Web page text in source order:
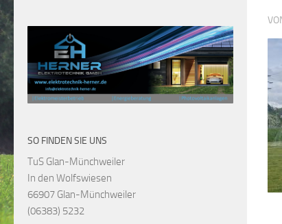
SO FINDEN SIE UNS
TuS Glan-Münchweiler
In den Wolfswiesen
66907 Glan-Münchweiler
(06383) 5232